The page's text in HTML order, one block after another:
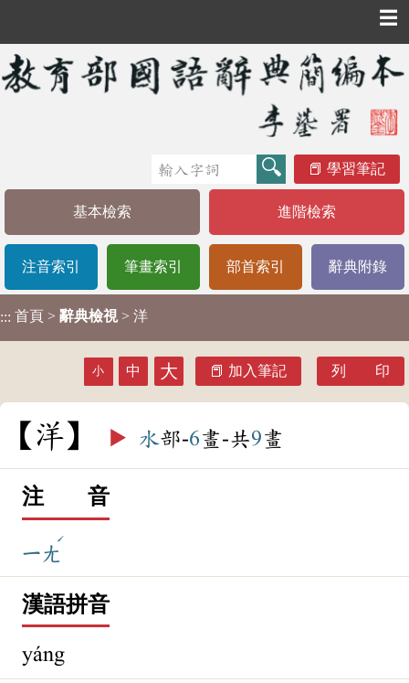
☰
學習筆記
基本檢索 進階檢索
注音索引 筆畫索引 部首索引 辭典附錄
::: 首頁 > 辭典檢視 > 洋
小 中 大 加入筆記 列 印
洋 ▶️ 水部-6畫-共9畫
注 音
ㄧㄤ
ˊ
漢語拼音
yáng